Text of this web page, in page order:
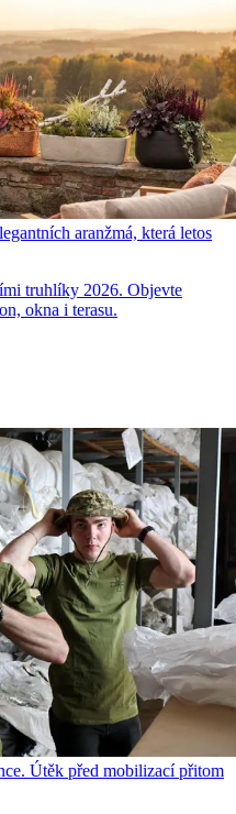
aranžmá, která letos
truhlíky 2026. Objevte
okna i terasu.
Útěk před mobilizací přitom